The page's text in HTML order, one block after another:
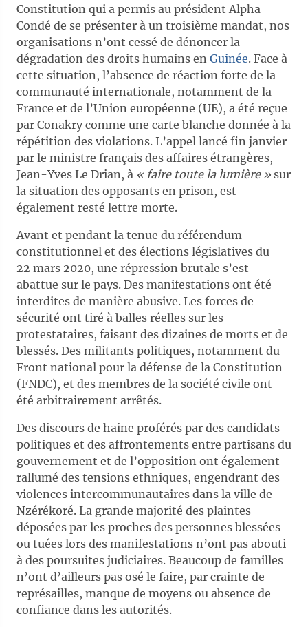
Constitution qui a permis au président Alpha
Condé de se présenter à un troisième mandat, nos
organisations n’ont cessé de dénoncer la
dégradation des droits humains en Guinée. Face à
cette situation, l’absence de réaction forte de la
communauté internationale, notamment de la
France et de l’Union européenne (UE), a été reçue
par Conakry comme une carte blanche donnée à la
répétition des violations. L’appel lancé fin janvier
par le ministre français des affaires étrangères,
Jean-Yves Le Drian, à « faire toute la lumière » sur
la situation des opposants en prison, est
également resté lettre morte.
Avant et pendant la tenue du référendum
constitutionnel et des élections législatives du
22 mars 2020, une répression brutale s’est
abattue sur le pays. Des manifestations ont été
interdites de manière abusive. Les forces de
sécurité ont tiré à balles réelles sur les
protestataires, faisant des dizaines de morts et de
blessés. Des militants politiques, notamment du
Front national pour la défense de la Constitution
(FNDC), et des membres de la société civile ont
été arbitrairement arrêtés.
Des discours de haine proférés par des candidats
politiques et des affrontements entre partisans du
gouvernement et de l’opposition ont également
rallumé des tensions ethniques, engendrant des
violences intercommunautaires dans la ville de
Nzérékoré. La grande majorité des plaintes
déposées par les proches des personnes blessées
ou tuées lors des manifestations n’ont pas abouti
à des poursuites judiciaires. Beaucoup de familles
n’ont d’ailleurs pas osé le faire, par crainte de
représailles, manque de moyens ou absence de
confiance dans les autorités.